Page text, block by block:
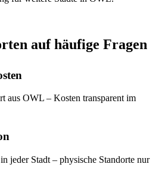
auf häufige Fragen
aus OWL – Kosten transparent im
jeder Stadt – physische Standorte nur